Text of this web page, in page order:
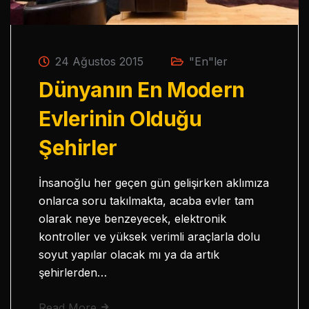
24 Ağustos 2015 "En"ler
Dünyanın En Modern
Evlerinin Olduğu
Şehirler
İnsanoğlu her geçen gün gelişirken aklımıza
onlarca soru takılmakta, acaba evler tam
olarak neye benzeyecek, elektronik
kontroller ve yüksek verimli araçlarla dolu
soyut yapılar olacak mı ya da artık
şehirlerden…